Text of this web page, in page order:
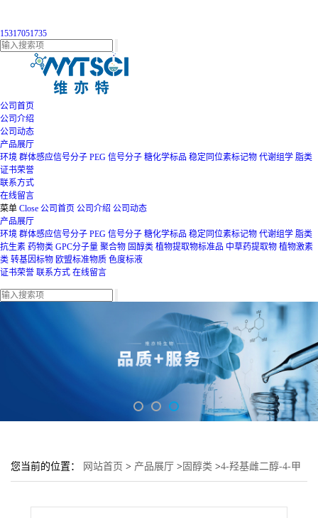
15317051735
公司首页
公司介绍
公司动态
产品展厅
环境 群体感应信号分子 PEG 信号分子 糖化学标品 稳定同位素标记物 代谢组学 脂类
证书荣誉
联系方式
在线留言
菜单 Close 公司首页 公司介绍 公司动态
产品展厅
环境 群体感应信号分子 PEG 信号分子 糖化学标品 稳定同位素标记物 代谢组学 脂类
抗生素 药物类 GPC分子量 聚合物 固醇类 植物提取物标准品 中草药提取物 植物激素
类 转基因标物 欧盟标准物质 色度标液
证书荣誉 联系方式 在线留言
您当前的位置： 网站首页 > 产品展厅 > 固醇类 >4-羟基雌二醇-4-甲